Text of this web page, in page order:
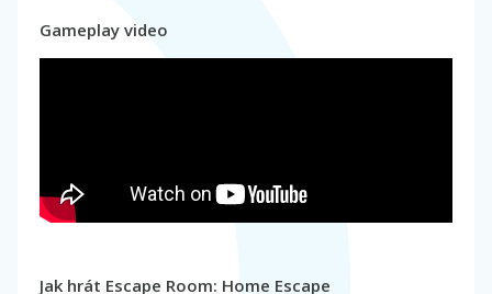
Gameplay video
Jak hrát Escape Room: Home Escape